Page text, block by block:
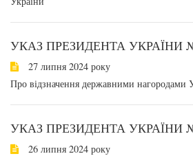
УКАЗ ПРЕЗИДЕНТА УКРАЇНИ
27 липня 2024 року
Про відзначення державними нагородами
УКАЗ ПРЕЗИДЕНТА УКРАЇНИ
26 липня 2024 року